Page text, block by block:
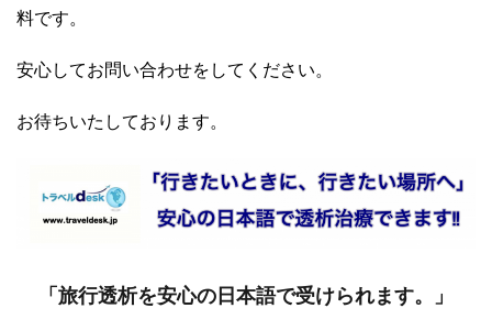
料です。
安心してお問い合わせをしてください。
お待ちいたしております。
「旅行透析を安心の日本語で受けられます。」